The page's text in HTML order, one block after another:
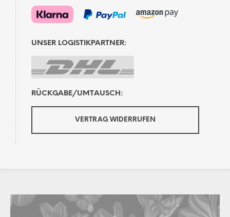
UNSER LOGISTIKPARTNER:
RÜCKGABE/UMTAUSCH:
VERTRAG WIDERRUFEN